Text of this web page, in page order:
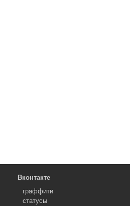
Вконтакте
граффити
статусы